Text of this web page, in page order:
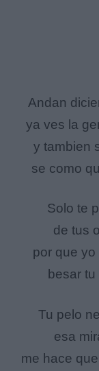
Andan
ya ves la
y tambien
se como
Solo te
de tus
por que
besar
Tu pelo
esa
me hace